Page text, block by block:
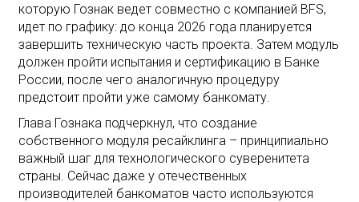
которую Гознак ведет совместно с компанией BFS,
идет по графику: до конца 2026 года планируется
завершить техническую часть проекта. Затем модуль
должен пройти испытания и сертификацию в Банке
России, после чего аналогичную процедуру
предстоит пройти уже самому банкомату.
Глава Гознака подчеркнул, что создание
собственного модуля ресайклинга – принципиально
важный шаг для технологического суверенитета
страны. Сейчас даже у отечественных
производителей банкоматов часто используются